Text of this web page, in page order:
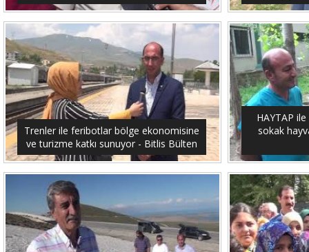
Trenler ile feribotlar bölge ekonomisine
ve turizme katkı sunuyor - Bitlis Bülten
HAYTAP
sokak